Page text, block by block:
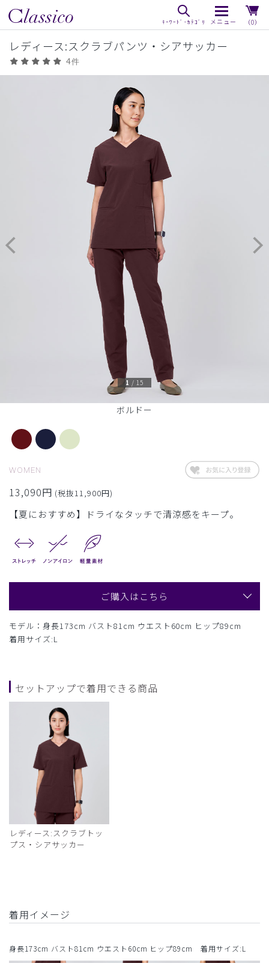
（0）
レディース:スクラブパンツ・シアサッカー
4件
ボルドー
1 / 15
WOMEN
13,090円 (税抜11,900円)
【夏におすすめ】ドライなタッチで清涼感をキープ。
ご購入はこちら
モデル：身長173cm バスト81cm ウエスト60cm ヒップ89cm
着用サイズ:L
セットアップで着用できる商品
レディース:スクラブトッ
プス・シアサッカー
着用イメージ
身長173cm バスト81cm ウエスト60cm ヒップ89cm 着用サイズ:L